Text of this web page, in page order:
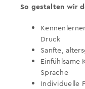
So gestalten wir
Druck
Sanfte,
Sprache
Individuelle